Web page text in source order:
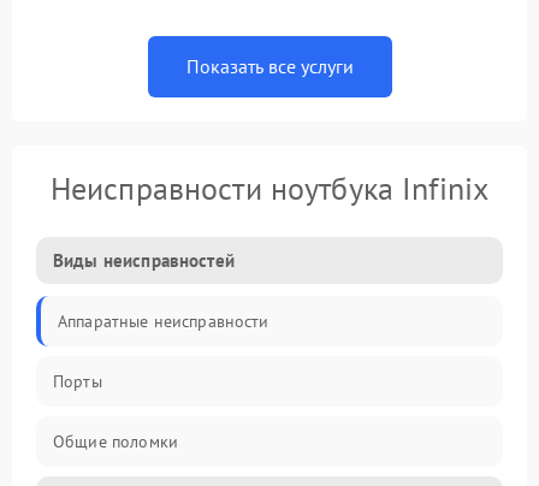
Показать все услуги
Неисправности ноутбука Infinix
Виды неисправностей
Аппаратные неисправности
Порты
Общие поломки